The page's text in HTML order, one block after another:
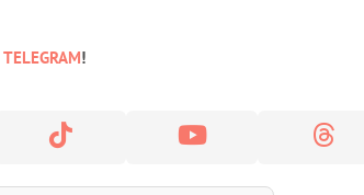
TELEGRAM!